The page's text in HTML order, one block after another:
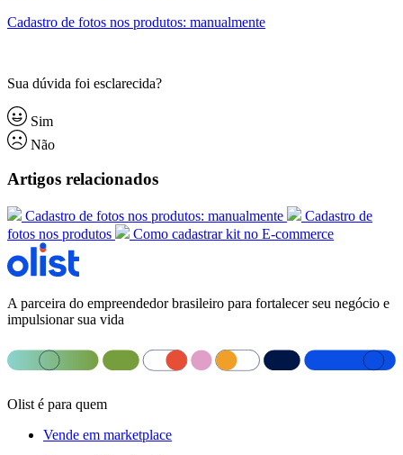
Cadastro de fotos nos produtos: manualmente
Sua dúvida foi esclarecida?
Sim
Não
Artigos relacionados
Cadastro de fotos nos produtos: manualmente
Cadastro de
fotos nos produtos
Como cadastrar kit no E-commerce
A parceira do empreendedor brasileiro para fortalecer seu negócio e
impulsionar sua vida
Olist é para quem
Vende em marketplace